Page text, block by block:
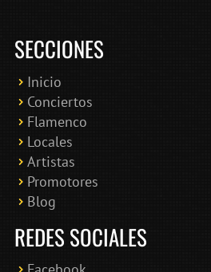
SECCIONES
Inicio
Conciertos
Flamenco
Locales
Artistas
Promotores
Blog
REDES SOCIALES